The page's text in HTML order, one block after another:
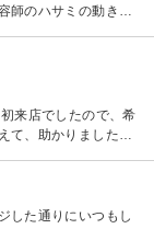
師のハサミの動きに
目元に付着している
た後に、首の根本の
からカットを待って
ぐことはできません
今の髪型の半分程カ
昧な受け答えをして
になるとは思いませ
来店でしたので、希
て、助かりました。
した通りにいつもし